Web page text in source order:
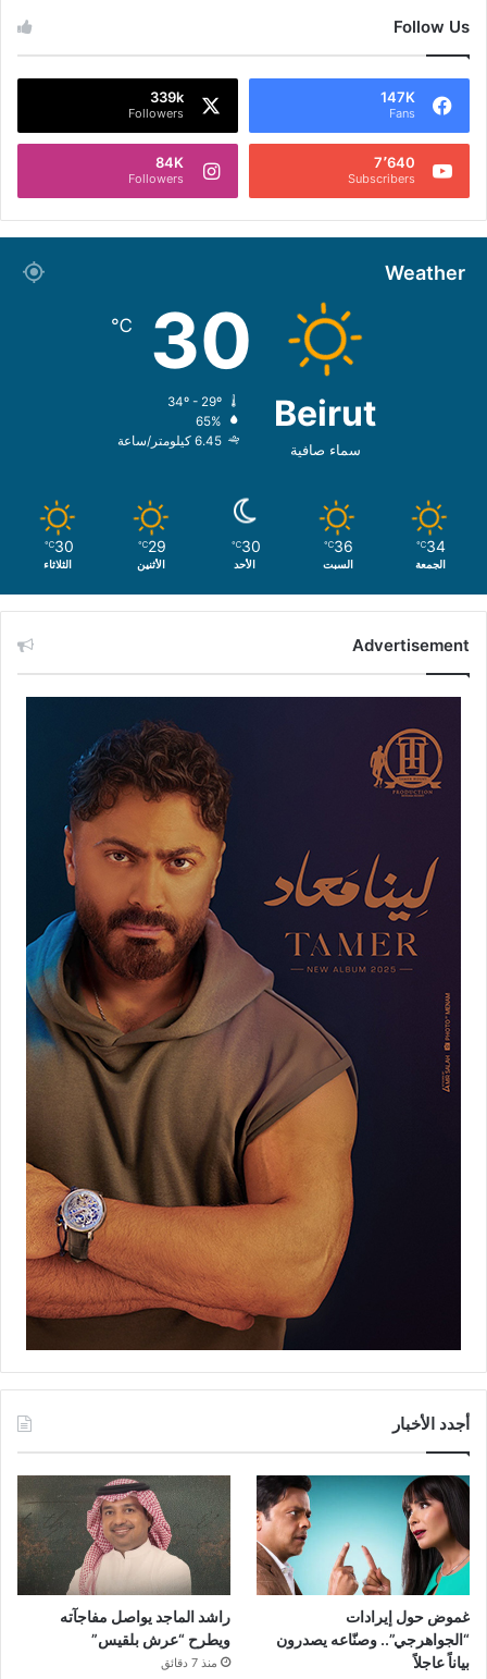
Follow Us
147K
Fans
339k
Followers
7٬640
Subscribers
84K
Followers
Weather
Beirut
سماء صافية
30
℃
65%
6.45 كيلومتر/ساعة
34
℃
الجمعة
36
℃
السبت
30
℃
الأحد
29
℃
الأثنين
30
℃
الثلاثاء
Advertisement
أجدد الأخبار
غموض حول إيرادات
“الجواهرجي”.. وصنّاعه يصدرون
بياناً عاجلاً
راشد الماجد يواصل مفاجآته
ويطرح “عرش بلقيس”
منذ 7 دقائق